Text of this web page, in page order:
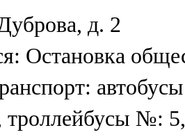
д. 2
Остановка
№: